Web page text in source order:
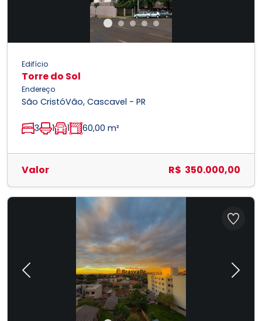
Edifício
Torre do Sol
Endereço
São CristóVão, Cascavel - PR
3 1 1 60,00 m²
Valor R$ 350.000,00
Previous Next